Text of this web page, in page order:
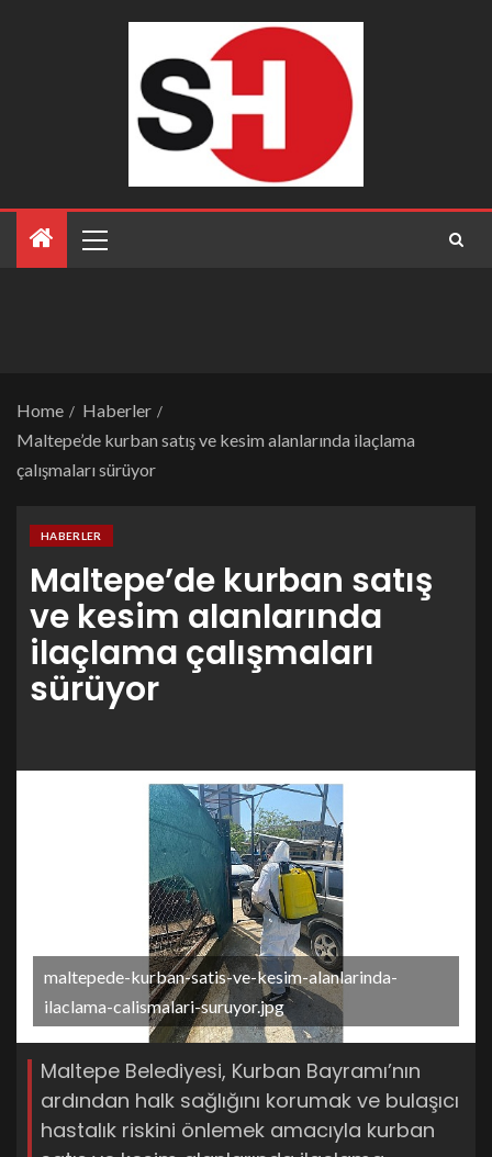
Home
Haberler
Maltepe’de kurban satış ve kesim alanlarında ilaçlama
çalışmaları sürüyor
HABERLER
Maltepe’de kurban satış
ve kesim alanlarında
ilaçlama çalışmaları
sürüyor
maltepede-kurban-satis-ve-kesim-alanlarinda-
ilaclama-calismalari-suruyor.jpg
Maltepe Belediyesi, Kurban Bayramı’nın
ardından halk sağlığını korumak ve bulaşıcı
hastalık riskini önlemek amacıyla kurban